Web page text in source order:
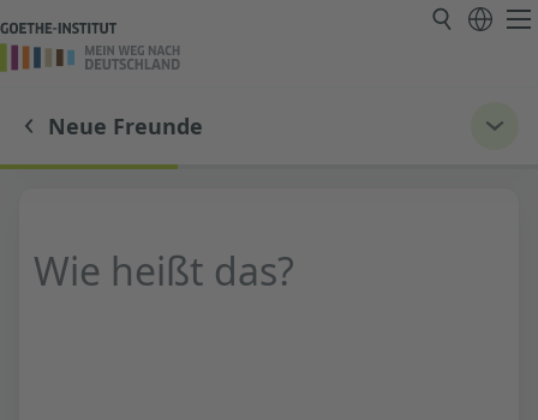
Neue Freunde
Wie heißt das?